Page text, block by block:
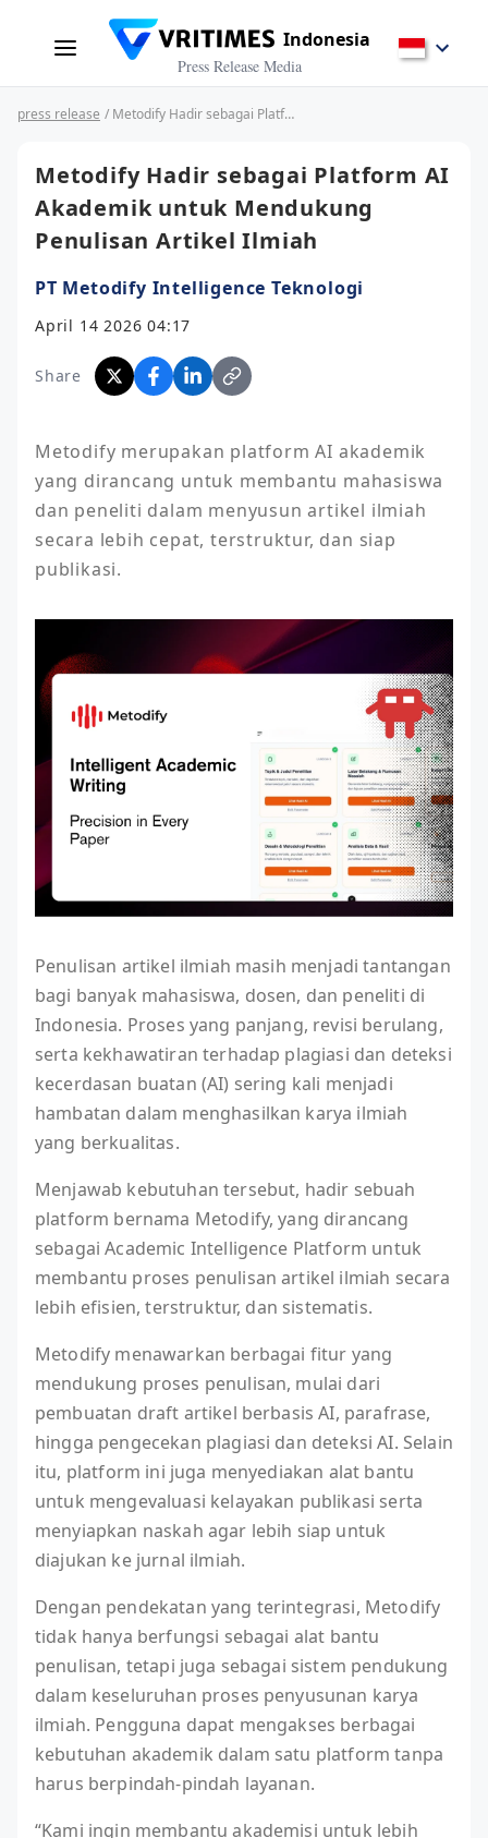
Indonesia
Press Release Media
press release / Metodify Hadir sebagai Platform AI Akademik untuk Mendukung Penulisan Artikel Ilmiah
Metodify Hadir sebagai Platform AI
Akademik untuk Mendukung
Penulisan Artikel Ilmiah
PT Metodify Intelligence Teknologi
April 14 2026 04:17
Share
Metodify merupakan platform AI akademik
yang dirancang untuk membantu mahasiswa
dan peneliti dalam menyusun artikel ilmiah
secara lebih cepat, terstruktur, dan siap
publikasi.
Penulisan artikel ilmiah masih menjadi tantangan
bagi banyak mahasiswa, dosen, dan peneliti di
Indonesia. Proses yang panjang, revisi berulang,
serta kekhawatiran terhadap plagiasi dan deteksi
kecerdasan buatan (AI) sering kali menjadi
hambatan dalam menghasilkan karya ilmiah
yang berkualitas.
Menjawab kebutuhan tersebut, hadir sebuah
platform bernama Metodify, yang dirancang
sebagai Academic Intelligence Platform untuk
membantu proses penulisan artikel ilmiah secara
lebih efisien, terstruktur, dan sistematis.
Metodify menawarkan berbagai fitur yang
mendukung proses penulisan, mulai dari
pembuatan draft artikel berbasis AI, parafrase,
hingga pengecekan plagiasi dan deteksi AI. Selain
itu, platform ini juga menyediakan alat bantu
untuk mengevaluasi kelayakan publikasi serta
menyiapkan naskah agar lebih siap untuk
diajukan ke jurnal ilmiah.
Dengan pendekatan yang terintegrasi, Metodify
tidak hanya berfungsi sebagai alat bantu
penulisan, tetapi juga sebagai sistem pendukung
dalam keseluruhan proses penyusunan karya
ilmiah. Pengguna dapat mengakses berbagai
kebutuhan akademik dalam satu platform tanpa
harus berpindah-pindah layanan.
“Kami ingin membantu akademisi untuk lebih